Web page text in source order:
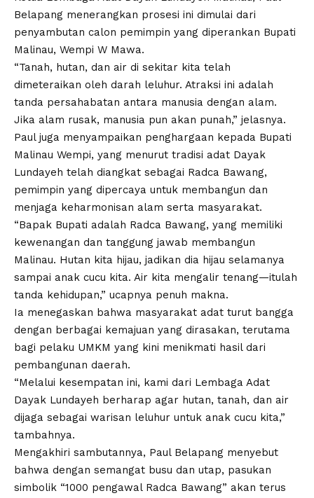
Belapang menerangkan prosesi ini dimulai dari
penyambutan calon pemimpin yang diperankan Bupati
Malinau, Wempi W Mawa.
“Tanah, hutan, dan air di sekitar kita telah
dimeteraikan oleh darah leluhur. Atraksi ini adalah
tanda persahabatan antara manusia dengan alam.
Jika alam rusak, manusia pun akan punah,” jelasnya.
Paul juga menyampaikan penghargaan kepada Bupati
Malinau Wempi, yang menurut tradisi adat Dayak
Lundayeh telah diangkat sebagai Radca Bawang,
pemimpin yang dipercaya untuk membangun dan
menjaga keharmonisan alam serta masyarakat.
“Bapak Bupati adalah Radca Bawang, yang memiliki
kewenangan dan tanggung jawab membangun
Malinau. Hutan kita hijau, jadikan dia hijau selamanya
sampai anak cucu kita. Air kita mengalir tenang—itulah
tanda kehidupan,” ucapnya penuh makna.
Ia menegaskan bahwa masyarakat adat turut bangga
dengan berbagai kemajuan yang dirasakan, terutama
bagi pelaku UMKM yang kini menikmati hasil dari
pembangunan daerah.
“Melalui kesempatan ini, kami dari Lembaga Adat
Dayak Lundayeh berharap agar hutan, tanah, dan air
dijaga sebagai warisan leluhur untuk anak cucu kita,”
tambahnya.
Mengakhiri sambutannya, Paul Belapang menyebut
bahwa dengan semangat busu dan utap, pasukan
simbolik “1000 pengawal Radca Bawang” akan terus